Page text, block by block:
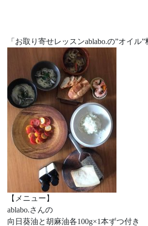
「お取り寄せレッスンablabo.の”オイル”
【メニュー】
ablabo.さんの
向日葵油と胡麻油各100g×1本ずつ付き